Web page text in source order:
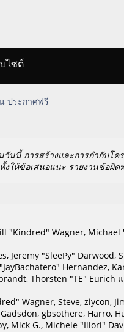
ไซต์
ประกาศฟรี
นนี้ การสร้างและการกำกับโ
ให้ข้อเสนอแนะ รายงานข้อผิ
"Kindred" Wagner,
Jeremy "SleePy"
Hernandez,
Thorsten "TE" Eurich
Wagner, Steve, ziycon,
gbsothere, Harro,
G., Michele "Illori"